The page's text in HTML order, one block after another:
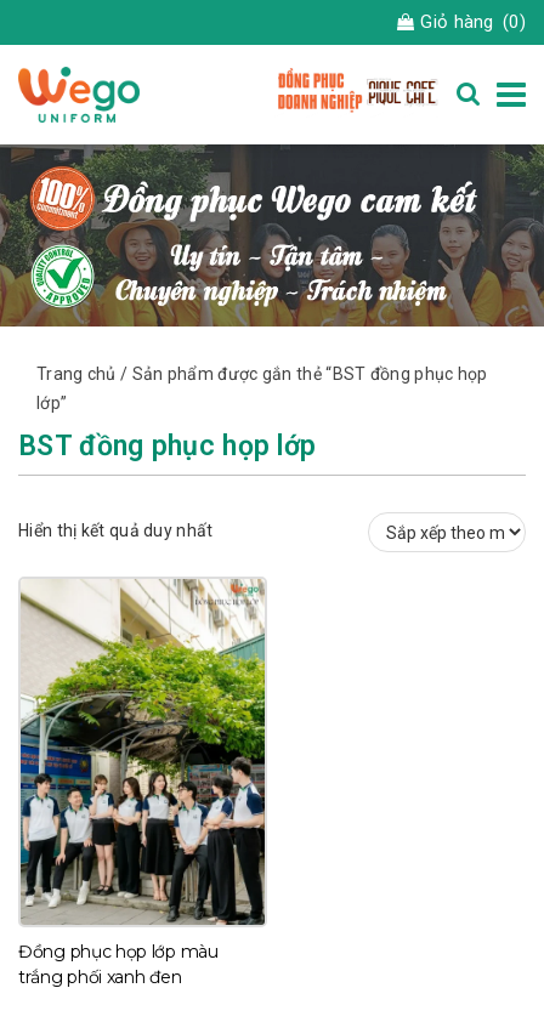
Giỏ hàng (0)
Trang chủ / Sản phẩm được gắn thẻ “BST đồng phục họp
lớp”
BST đồng phục họp lớp
Hiển thị kết quả duy nhất
Đồng phục họp lớp màu
trắng phối xanh đen